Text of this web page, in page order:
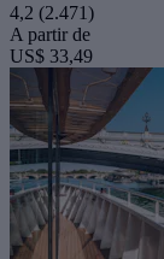
4,2 (2.471)
A partir de
US$ 33,49